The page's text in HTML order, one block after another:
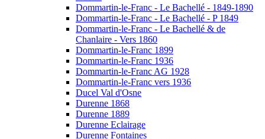
Dommartin-le-Franc - Le Bachellé - 1849-1890
Dommartin-le-Franc - Le Bachellé - P 1849
Dommartin-le-Franc - Le Bachellé & de
Chanlaire - Vers 1860
Dommartin-le-Franc 1899
Dommartin-le-Franc 1936
Dommartin-le-Franc AG 1928
Dommartin-le-Franc vers 1936
Ducel Val d'Osne
Durenne 1868
Durenne 1889
Durenne Eclairage
Durenne Fontaines